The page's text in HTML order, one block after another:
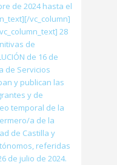
de 2024 hasta el
vc_column]
28
de
de 16 de
de Servicios
y publican las
y de
temporal de la
a de la
de Castilla y
referidas
de julio de 2024.